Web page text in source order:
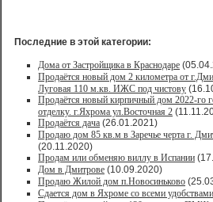
Последние в этой категории:
Дома от Застройщика в Краснодаре
Продаётся новый дом 2 километра от
Луговая 110 м.кв. ИЖС под чистову
Продаётся новый кирпичный дом 2022-го
отделку. г.Яхрома ул.Восточная 2
Продаётся дача (26.01.2021)
Продaю дом 85 кв.м в Зарeчьe черта г.
(20.11.2020)
Продам или обменяю виллу в Испании
Дом в Дмитрове (10.09.2020)
Продаю Жилой дом п.Новосиньково
Сдается дом в Яхроме со всеми удобствами